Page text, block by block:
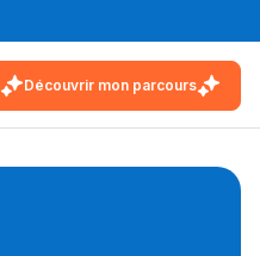
Découvrir mon parcours